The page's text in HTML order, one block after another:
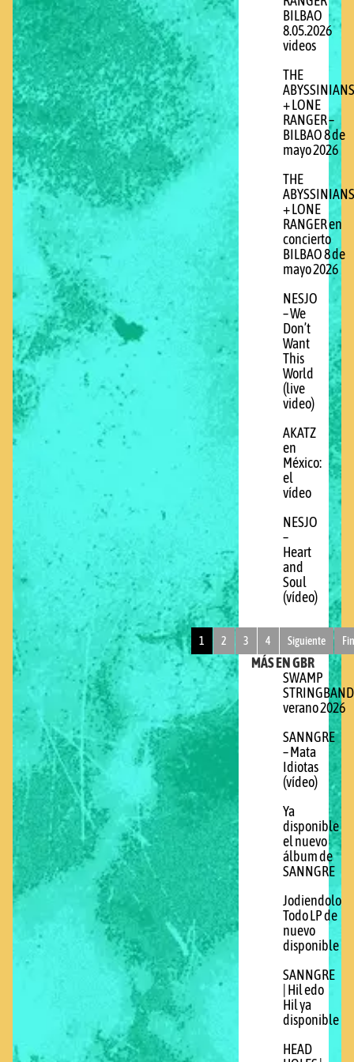
BILBAO
8.05.2026
videos
THE
ABYSSINIANS
+ LONE
RANGER –
BILBAO 8 de
mayo 2026
THE
ABYSSINIANS
+ LONE
RANGER en
concierto
BILBAO 8 de
mayo 2026
NESJO
– We
Don’t
Want
This
World
(live
video)
AKATZ
en
México:
el
vídeo
NESJO
–
Heart
and
Soul
(vídeo)
1 2 3 4 Siguiente
MÁS EN GBR
SWAMP
STRINGBAND
verano 2026
SANNGRE
– Mata
Idiotas
(vídeo)
Ya
disponible
el nuevo
álbum de
SANNGRE
Jodiendolo
Todo LP de
nuevo
disponible
SANNGRE
| Hil edo
Hil ya
disponible
HEAD